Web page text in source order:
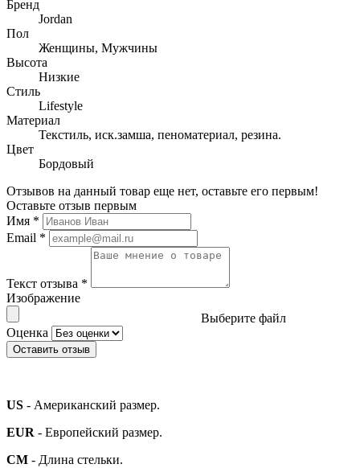
Бренд
Jordan
Пол
Женщины, Мужчины
Высота
Низкие
Стиль
Lifestyle
Материал
Текстиль, иск.замша, пеноматериал, резина.
Цвет
Бордовый
Отзывов на данный товар еще нет, оставьте его первым!
Оставьте отзыв первым
Имя *
Email *
Текст отзыва *
Изображение
Выберите файл
Оценка
Оставить отзыв
US - Американский размер.
EUR - Европейский размер.
СМ - Длина стельки.